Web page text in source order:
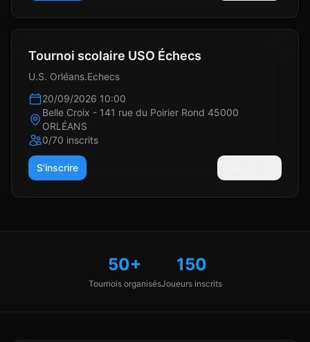
Tournoi scolaire USO Échecs
U.S. Orléans.Echecs
20/09/2026 10:00
Belle Croix - 141 rue du Poirier Rond 45000
ORLÉANS
0/70 inscrits
S'inscrire
50+
Tournois organisés
150
Joueurs inscrits